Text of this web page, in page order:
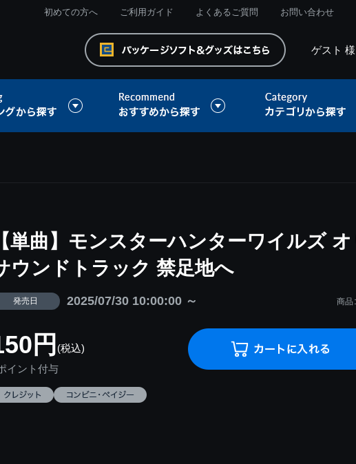
初めての方へ ご利用ガイド よくあるご質問 お問い合わせ
ゲスト 様
【単曲】モンスターハンターワイルズ
ウンドトラック 禁足地へ
発売日 2025/07/30 10:00:00 ～ 商品
円 (税込)
イント付与